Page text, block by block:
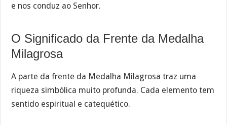
e nos conduz ao Senhor.
O Significado da Frente da Medalha
Milagrosa
A parte da frente da Medalha Milagrosa traz uma
riqueza simbólica muito profunda. Cada elemento tem
sentido espiritual e catequético.